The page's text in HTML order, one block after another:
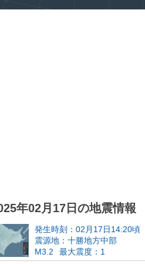
年02月17日の地震情報
発生時刻：02月17日14:20頃
震源地：十勝地方中部
M3.2
最大震度：1